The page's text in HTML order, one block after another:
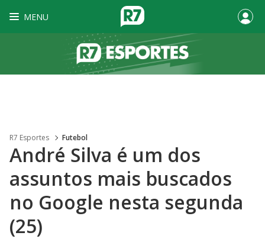
MENU
R7 Esportes Futebol
André Silva é um dos
assuntos mais buscados
no Google nesta segunda
(25)